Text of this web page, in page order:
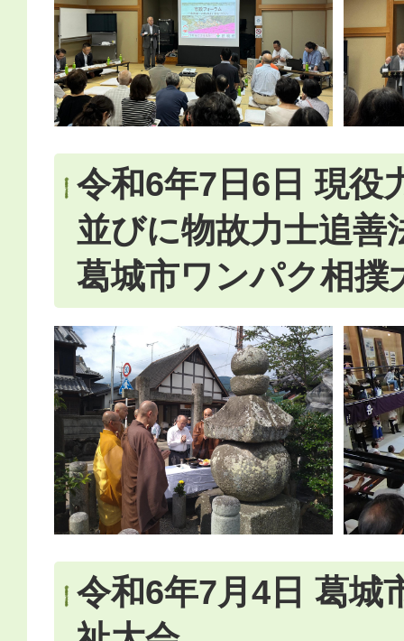
令和6年7日6日 現役
並びに物故力士追善
葛城市ワンパク相撲
令和6年7月4日 葛城